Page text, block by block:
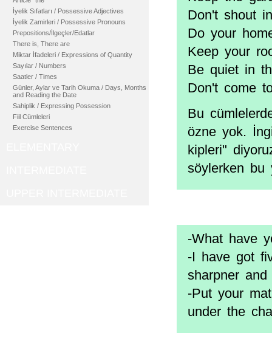
İyelik Sıfatları / Possessive Adjectives
İyelik Zamirleri / Possessive Pronouns
Prepositions/İlgeçler/Edatlar
There is, There are
Miktar İfadeleri / Expressions of Quantity
Sayılar / Numbers
Saatler / Times
Günler, Aylar ve Tarih Okuma / Days, Months
and Reading the Date
Sahiplik / Expressing Possession
Fiil Cümleleri
Exercise Sentences
Don't shout
Do your
Keep your
Be quiet in
Don't come
Bu
özne yok.
kipleri"
söylerken bu
-What have
-I have got
sharpner
-Put your
under the